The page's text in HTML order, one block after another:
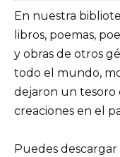
En nuestra
libros, poemas,
y obras de otros
todo el mundo,
dejaron un tesoro
creaciones en el
Puedes